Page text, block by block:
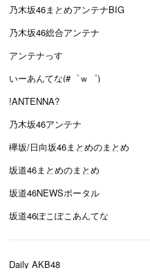
乃木坂46まとめアンテナBIG
乃木坂46総合アンテナ
アンテナっす
いーあんてな(#゜ｗ゜)
!ANTENNA?
乃木坂46アンテナ
欅坂/日向坂46まとめのまとめ
坂道46まとめのまとめ
坂道46NEWSポータル
坂道46ぽこぽこあんてな
Daily AKB48